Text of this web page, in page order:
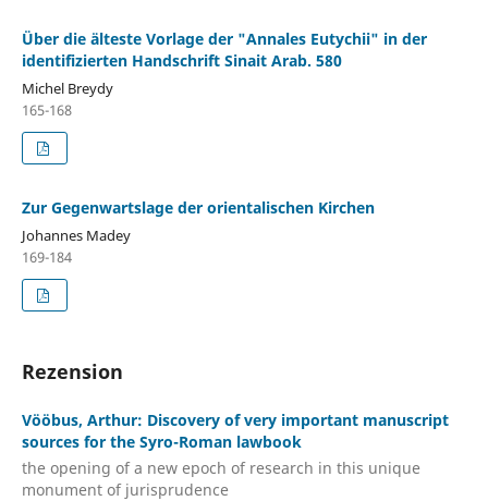
Über die älteste Vorlage der "Annales Eutychii" in der
identifizierten Handschrift Sinait Arab. 580
Michel Breydy
165-168
Zur Gegenwartslage der orientalischen Kirchen
Johannes Madey
169-184
Rezension
Vööbus, Arthur: Discovery of very important manuscript
sources for the Syro-Roman lawbook
the opening of a new epoch of research in this unique
monument of jurisprudence